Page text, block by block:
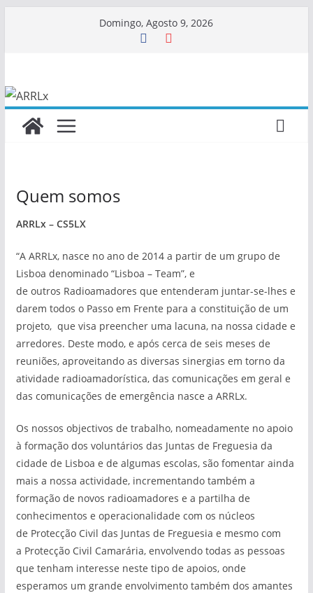
Domingo, Agosto 9, 2026
Quem somos
ARRLx – CS5LX
“A ARRLx, nasce no ano de 2014 a partir de um grupo de
Lisboa denominado “Lisboa – Team”, e
de outros Radioamadores que entenderam juntar-se-lhes e
darem todos o Passo em Frente para a constituição de um
projeto, que visa preencher uma lacuna, na nossa cidade e
arredores. Deste modo, e após cerca de seis meses de
reuniões, aproveitando as diversas sinergias em torno da
atividade radioamadorística, das comunicações em geral e
das comunicações de emergência nasce a ARRLx.
Os nossos objectivos de trabalho, nomeadamente no apoio
à formação dos voluntários das Juntas de Freguesia da
cidade de Lisboa e de algumas escolas, são fomentar ainda
mais a nossa actividade, incrementando também a
formação de novos radioamadores e a partilha de
conhecimentos e operacionalidade com os núcleos
de Protecção Civil das Juntas de Freguesia e mesmo com
a Protecção Civil Camarária, envolvendo todas as pessoas
que tenham interesse neste tipo de apoios, onde
esperamos um grande envolvimento também dos amantes